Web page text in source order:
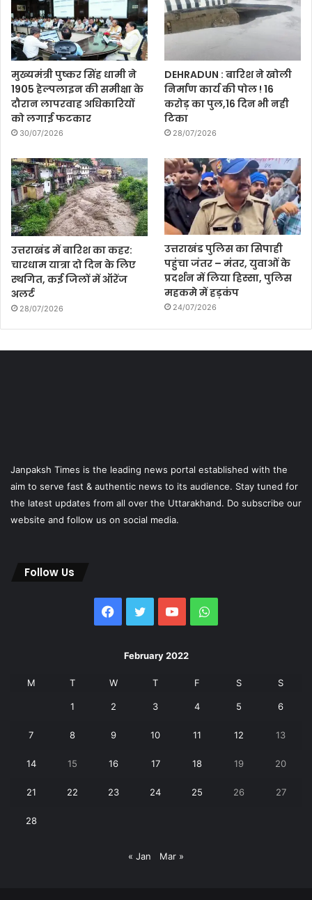
मुख्यमंत्री पुष्कर सिंह धामी ने
1905 हेल्पलाइन की समीक्षा के
दौरान लापरवाह अधिकारियों
को लगाई फटकार
30/07/2026
DEHRADUN : बारिश ने खोली
निर्माण कार्य की पोल ! 16
करोड़ का पुल,16 दिन भी नही
टिका
28/07/2026
उत्तराखंड में बारिश का कहर:
चारधाम यात्रा दो दिन के लिए
स्थगित, कई जिलों में ऑरेंज
अलर्ट
28/07/2026
उत्तराखंड पुलिस का सिपाही
पहुंचा जंतर – मंतर, युवाओं के
प्रदर्शन में लिया हिस्सा, पुलिस
महकमे में हड़कंप
24/07/2026
Janpaksh Times is the leading news portal established with the
aim to serve fast & authentic news to its audience. Stay tuned for
the latest updates from all over the Uttarakhand. Do subscribe our
website and follow us on social media.
Follow Us
Facebook
Twitter YouTubeWhatsApp
February 2022
M T W T F S S
1 2 3 4 5 6
7 8 9 10 11 12 13
14 15 16 17 18 19 20
21 22 23 24 25 26 27
28
« Jan Mar »